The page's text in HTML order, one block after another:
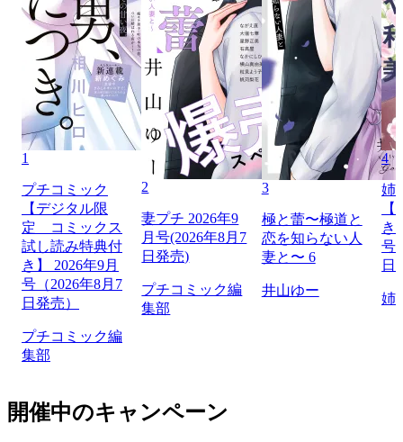
1
プチコミック
【デジタル限
定 コミックス
試し読み特典付
き】 2026年9月
号（2026年8月7
日発売）
プチコミック編
集部
2
妻プチ 2026年9
月号(2026年8月7
日発売)
プチコミック編
集部
3
極と蕾〜極道と
恋を知らない人
妻と〜 6
井山ゆー
4
姉
き
号
日
姉
開催中のキャンペーン